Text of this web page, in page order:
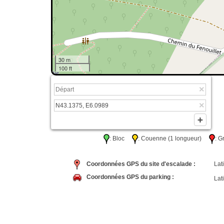
30 m
100 ft
: Bloc : Couenne (1 longueur) :
Coordonnées GPS du site d'escalade :
Coordonnées GPS du parking :